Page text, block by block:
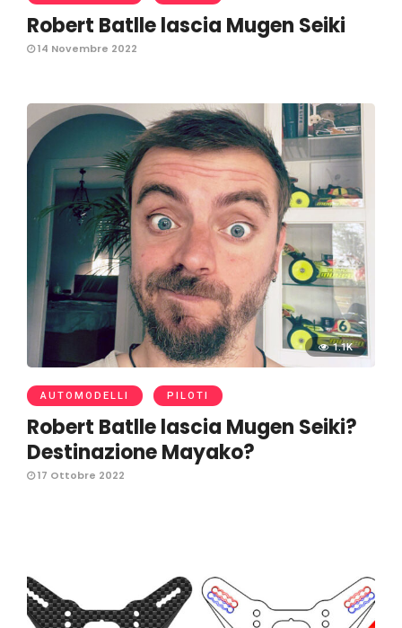
Robert Batlle lascia Mugen Seiki
14 Novembre 2022
1.1K
AUTOMODELLI PILOTI
Robert Batlle lascia Mugen Seiki?
Destinazione Mayako?
17 Ottobre 2022